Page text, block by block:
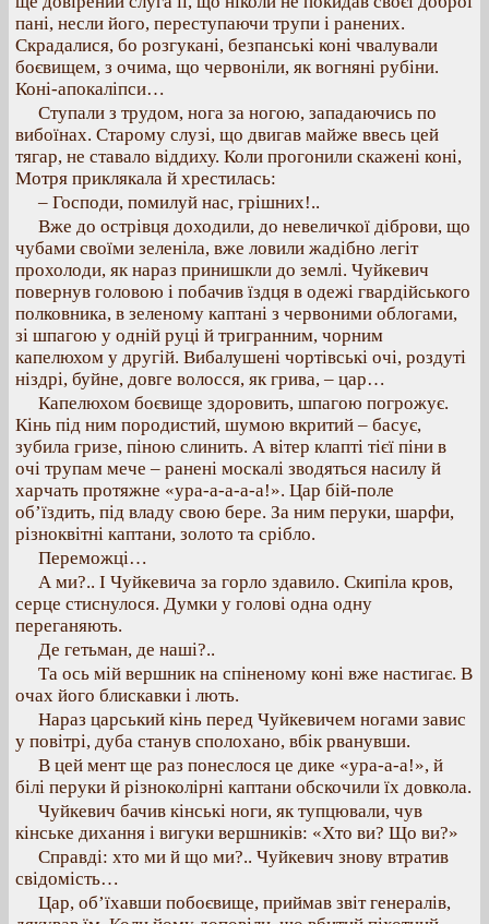
пані, несли його, переступаючи трупи і ранених.
Скрадалися, бо розгукані, безпанські коні чвалували
боєвищем, з очима, що червоніли, як вогняні рубіни.
Коні-апокаліпси…
Ступали з трудом, нога за ногою, западаючись по
вибоїнах. Старому слузі, що двигав майже ввесь цей
тягар, не ставало віддиху. Коли прогонили скажені коні,
Мотря приклякала й хрестилась:
– Господи, помилуй нас, грішних!..
Вже до острівця доходили, до невеличкої діброви, що
чубами своїми зеленіла, вже ловили жадібно легіт
прохолоди, як нараз принишкли до землі. Чуйкевич
повернув головою і побачив їздця в одежі гвардійського
полковника, в зеленому каптані з червоними облогами,
зі шпагою у одній руці й тригранним, чорним
капелюхом у другій. Вибалушені чортівські очі, роздуті
ніздрі, буйне, довге волосся, як грива, – цар…
Капелюхом боєвище здоровить, шпагою погрожує.
Кінь під ним породистий, шумою вкритий – басує,
зубила гризе, піною слинить. А вітер клапті тієї піни в
очі трупам мече – ранені москалі зводяться насилу й
харчать протяжне «ура-а-а-а-а!». Цар бій-поле
об’їздить, під владу свою бере. За ним перуки, шарфи,
різноквітні каптани, золото та срібло.
Переможці…
А ми?.. І Чуйкевича за горло здавило. Скипіла кров,
серце стиснулося. Думки у голові одна одну
переганяють.
Де гетьман, де наші?..
Та ось мій вершник на спіненому коні вже настигає. В
очах його блискавки і лють.
Нараз царський кінь перед Чуйкевичем ногами завис
у повітрі, дуба станув сполохано, вбік рванувши.
В цей мент ще раз понеслося це дике «ура-а-а!», й
білі перуки й різноколірні каптани обскочили їх довкола.
Чуйкевич бачив кінські ноги, як тупцювали, чув
кінське дихання і вигуки вершників: «Хто ви? Що ви?»
Справді: хто ми й що ми?.. Чуйкевич знову втратив
свідомість…
Цар, об’їхавши побоєвище, приймав звіт генералів,